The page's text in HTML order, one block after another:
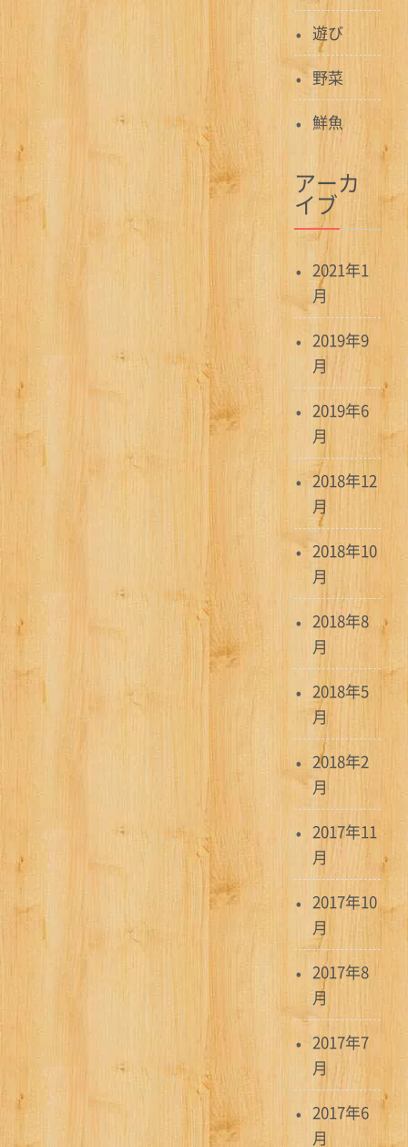
遊び
野菜
鮮魚
アーカ
イブ
2021年1
月
2019年9
月
2019年6
月
2018年12
月
2018年10
月
2018年8
月
2018年5
月
2018年2
月
2017年11
月
2017年10
月
2017年8
月
2017年7
月
2017年6
月